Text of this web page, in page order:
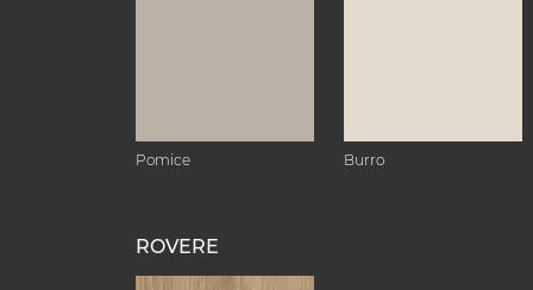
Pomice Burro
ROVERE